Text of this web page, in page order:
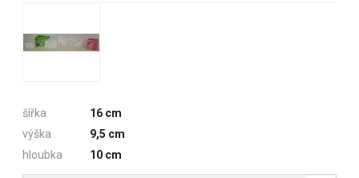
šířka
16 cm
výška
9,5 cm
hloubka
10 cm